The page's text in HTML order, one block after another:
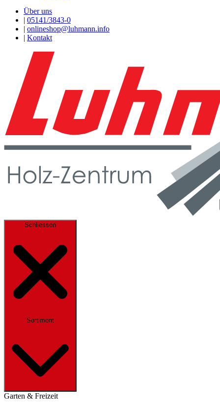
Über uns
| 05141/3843-0
| onlineshop@luhmann.info
| Kontakt
Schliessen
Sortiment
Garten & Freizeit